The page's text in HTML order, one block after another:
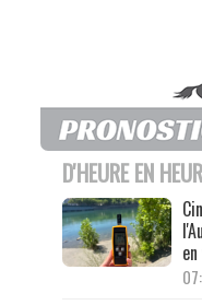
D'HEURE EN